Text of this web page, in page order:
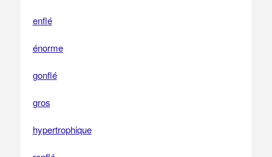
enflé
énorme
gonflé
gros
hypertrophique